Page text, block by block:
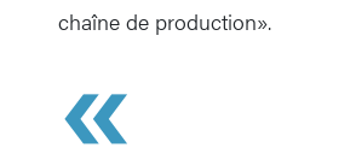
chaîne de production».